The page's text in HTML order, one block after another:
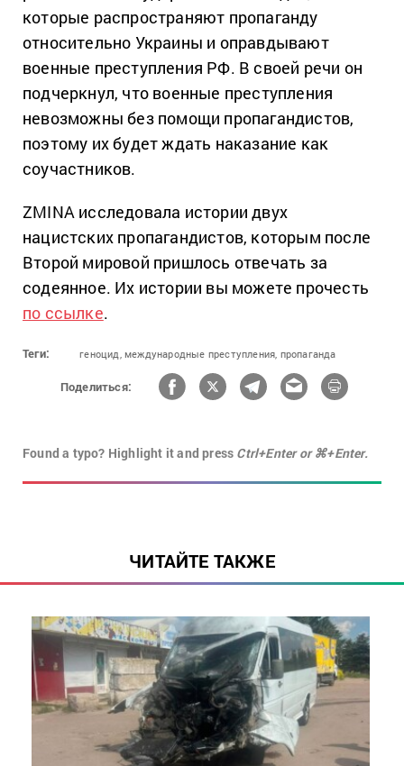
которые распространяют пропаганду
относительно Украины и оправдывают
военные преступления РФ. В своей речи он
подчеркнул, что военные преступления
невозможны без помощи пропагандистов,
поэтому их будет ждать наказание как
соучастников.
ZMINA исследовала истории двух
нацистских пропагандистов, которым после
Второй мировой пришлось отвечать за
содеянное. Их истории вы можете прочесть
по ссылке.
Теги: геноцид, международные преступления, пропаганда
Поделиться:
Found a typo? Highlight it and press Ctrl+Enter or ⌘+Enter.
ЧИТАЙТЕ ТАКЖЕ